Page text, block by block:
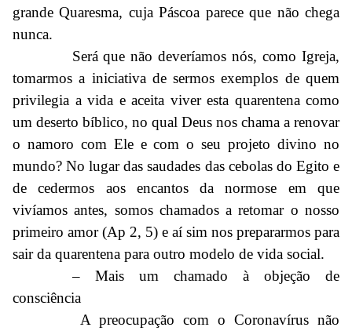
grande Quaresma, cuja Páscoa parece que não chega
nunca.
Será que não deveríamos nós, como Igreja,
tomarmos a iniciativa de sermos exemplos de quem
privilegia a vida e aceita viver esta quarentena como
um deserto bíblico, no qual Deus nos chama a renovar
o namoro com Ele e com o seu projeto divino no
mundo? No lugar das saudades das cebolas do Egito e
de cedermos aos encantos da normose em que
vivíamos antes, somos chamados a retomar o nosso
primeiro amor (Ap 2, 5) e aí sim nos prepararmos para
sair da quarentena para outro modelo de vida social.
– Mais um chamado à objeção de
consciência
A preocupação com o Coronavírus não